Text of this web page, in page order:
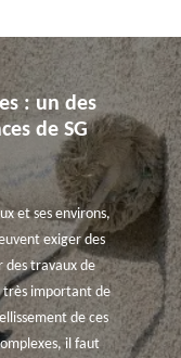
: un des
de SG
et ses environs,
exiger des
des travaux de
très important de
de ces
il faut